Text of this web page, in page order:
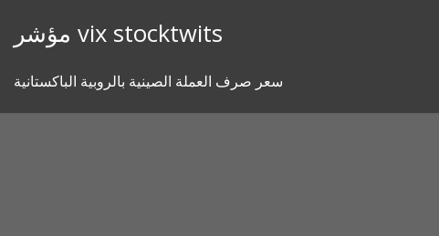
مؤشر vix stocktwits
سعر صرف العملة الصينية بالروبية الباكستانية